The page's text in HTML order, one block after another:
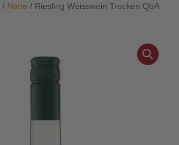
/ Nahe / Riesling Weisswein Trocken QbA